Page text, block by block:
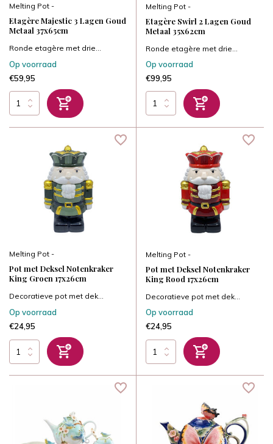
Melting Pot -
Etagère Majestic 3 Lagen Goud
Metaal 37x65cm
Ronde etagère met drie...
Op voorraad
€59,95
Melting Pot -
Etagère Swirl 2 Lagen Goud
Metaal 35x62cm
Ronde etagère met drie...
Op voorraad
€99,95
Melting Pot -
Pot met Deksel Notenkraker
King Groen 17x26cm
Decoratieve pot met dek...
Op voorraad
€24,95
Melting Pot -
Pot met Deksel Notenkraker
King Rood 17x26cm
Decoratieve pot met dek...
Op voorraad
€24,95